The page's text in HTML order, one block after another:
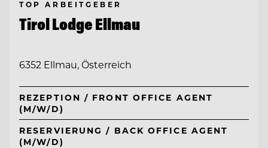
TOP ARBEITGEBER
Tirol Lodge Ellmau
6352 Ellmau, Österreich
REZEPTION / FRONT OFFICE AGENT
(M/W/D)
RESERVIERUNG / BACK OFFICE AGENT
(M/W/D)